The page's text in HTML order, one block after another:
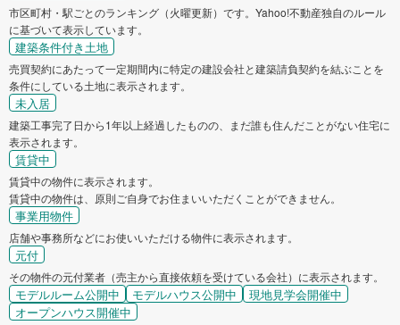
市区町村・駅ごとのランキング（火曜更新）です。Yahoo!不動産独自のルール
に基づいて表示しています。
建築条件付き土地
売買契約にあたって一定期間内に特定の建設会社と建築請負契約を結ぶことを
条件にしている土地に表示されます。
未入居
建築工事完了日から1年以上経過したものの、まだ誰も住んだことがない住宅に
表示されます。
賃貸中
賃貸中の物件に表示されます。
賃貸中の物件は、原則ご自身でお住まいいただくことができません。
事業用物件
店舗や事務所などにお使いいただける物件に表示されます。
元付
その物件の元付業者（売主から直接依頼を受けている会社）に表示されます。
モデルルーム公開中 モデルハウス公開中
現地見学会開催中
オープンハウス開催中